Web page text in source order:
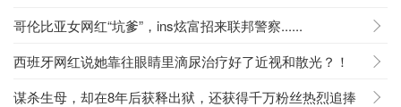
哥伦比亚女网红“坑爹”，ins炫富招来联邦警察......
西班牙网红说她靠往眼睛里滴尿治疗好了近视和散光？！
谋杀生母，却在8年后获释出狱，还获得千万粉丝热烈追捧